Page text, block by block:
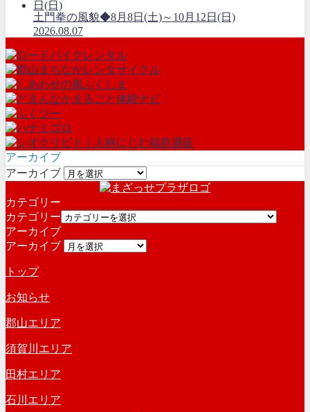
土門拳の風貌◆8月8日(土)～10月12日(日)
2026.08.07
アーカイブ
アーカイブ
カテゴリー
カテゴリー
アーカイブ
アーカイブ
トップ
お知らせ
郡山エリア
須賀川エリア
田村エリア
石川エリア